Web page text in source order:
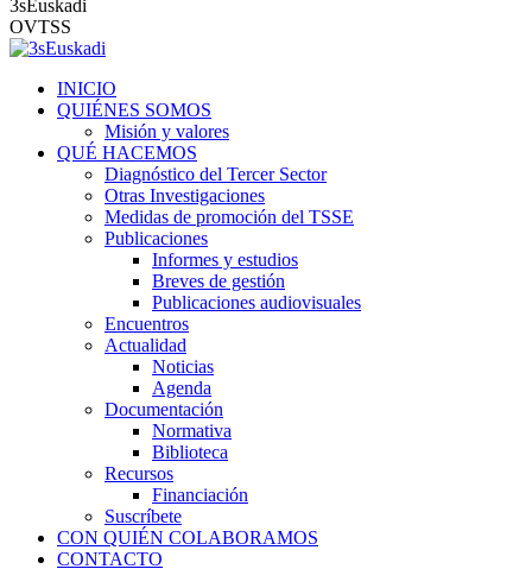
3sEuskadi
OVTSS
INICIO
QUIÉNES SOMOS
Misión y valores
QUÉ HACEMOS
Diagnóstico del Tercer Sector
Otras Investigaciones
Medidas de promoción del TSSE
Publicaciones
Informes y estudios
Breves de gestión
Publicaciones audiovisuales
Encuentros
Actualidad
Noticias
Agenda
Documentación
Normativa
Biblioteca
Recursos
Financiación
Suscríbete
CON QUIÉN COLABORAMOS
CONTACTO